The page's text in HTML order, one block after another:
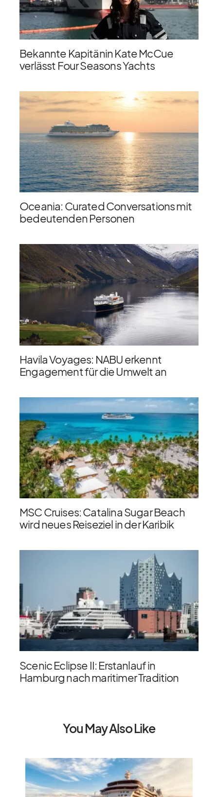
Bekannte Kapitänin Kate McCue
verlässt Four Seasons Yachts
Oceania: Curated Conversations mit
bedeutenden Personen
Havila Voyages: NABU erkennt
Engagement für die Umwelt an
MSC Cruises: Catalina Sugar Beach
wird neues Reiseziel in der Karibik
Scenic Eclipse II: Erstanlauf in
Hamburg nach maritimer Tradition
You May Also Like